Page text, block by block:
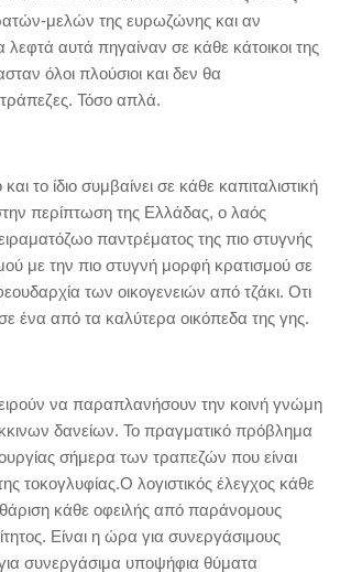
μελών της ευρωζώνης και αν
λεφτά αυτά πηγαίναν σε κάθε κάτοικοι της
όλοι πλούσιοι και δεν θα
τράπεζες. Τόσο απλά.
το ίδιο συμβαίνει σε κάθε καπιταλιστική
περίπτωση της Ελλάδας, ο λαός
παντρέματος της πιο στυγνής
με την πιο στυγνή μορφή κρατισμού σε
των οικογενειών από τζάκι. Οτι
ένα από τα καλύτερα οικόπεδα της γης.
να παραπλανήσουν την κοινή γνώμη
δανείων. Το πραγματικό πρόβλημα
σήμερα των τραπεζών που είναι
τοκογλυφίας.Ο λογιστικός έλεγχος κάθε
κάθε οφειλής από παράνομους
Είναι η ώρα για συνεργάσιμους
για συνεργάσιμα υποψήφια θύματα